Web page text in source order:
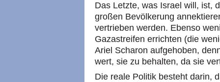
Das Letzte, was Israel will, ist,
großen Bevölkerung
vertrieben werden. Ebenso
Gazastreifen errichten (die
Ariel Scharon aufgehoben,
wert, sie zu behalten, da sie
Die reale Politik besteht darin,